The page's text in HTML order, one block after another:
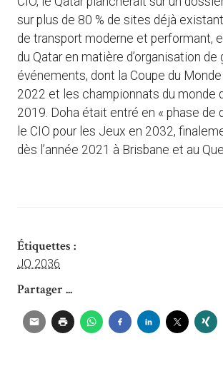
sur plus de 80 % de sites déjà
de transport moderne et performant,
du Qatar en matière d’organisation de
événements, dont la Coupe du
2022 et les championnats du monde
2019. Doha était entré en « phase de
le CIO pour les Jeux en 2032,
dès l’année 2021 à Brisbane et au
Étiquettes :
JO 2036
Partager ...